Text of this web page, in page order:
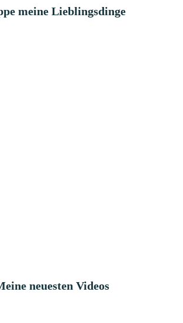
meine Lieblingsdinge
neuesten Videos